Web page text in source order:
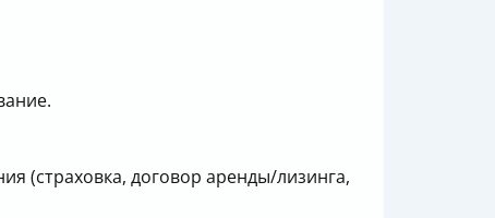
(страховка, договор аренды/лизинга,